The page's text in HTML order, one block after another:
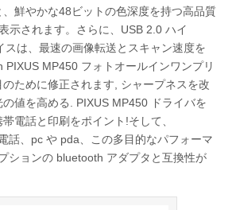
鮮やかな48ビットの色深度を持つ高品質
示されます。さらに、USB 2.0 ハイ
スは、最速の画像転送とスキャン速度を
PIXUS MP450 フォトオールインワンプリ
ために修正されます, シャープネスを改
値を高める. PIXUS MP450 ドライバを
電話と印刷をポイント!そして、
話、pc や pda、この多目的なパフォーマ
ションの bluetooth アダプタと互換性が